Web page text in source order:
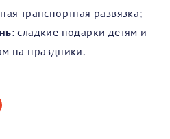
транспортная развязка;
сладкие подарки детям и
на праздники.